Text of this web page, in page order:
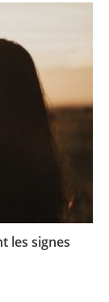
les signes